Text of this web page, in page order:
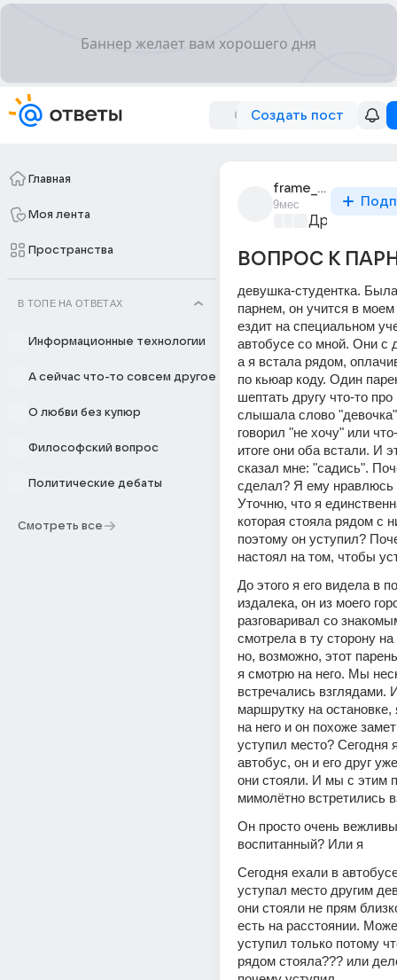
Создать пост
Главная
Моя лента
Пространства
В ТОПЕ НА ОТВЕТАХ
Информационные технологии
А сейчас что-то совсем другое
О любви без купюр
Философский вопрос
Политические дебаты
Смотреть все
frame_6725
9мес
Дружба на
ВОПРОС К
девушка-студентка.
парнем, он учится в моем
ездит на специальном
автобусе со мной. Они с
а я встала рядом,
по кьюар коду. Один
шептать другу что-то
слышала слово
говорил "не хочу" или
итоге они оба встали. И
сказал мне: "садись".
сделал? Я ему нравлюсь
Уточню, что я
которая стояла рядом с
поэтому он уступил?
настоял на том, чтобы
До этого я его видела в
издалека, он из моего
разговаривал со
смотрела в ту сторону на
но, возможно, этот
я смотрю на него. Мы
встречались взглядами.
маршрутку на остановке,
на него и он похоже
уступил место? Сегодня
автобус, он и его друг
они стояли. И мы с этим
мимолётно встретились
Он просто очень
воспитанный? Или я
Сегодня ехали в
уступал место другим
они стояли не прям
есть на расстоянии.
уступил только потому
рядом стояла??? или